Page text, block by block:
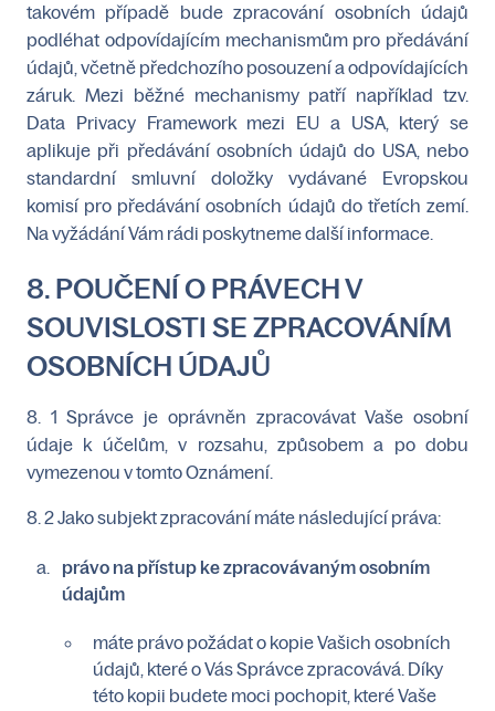
takovém případě bude zpracování osobních údajů
podléhat odpovídajícím mechanismům pro předávání
údajů, včetně předchozího posouzení a odpovídajících
záruk. Mezi běžné mechanismy patří například tzv.
Data Privacy Framework mezi EU a USA, který se
aplikuje při předávání osobních údajů do USA, nebo
standardní smluvní doložky vydávané Evropskou
komisí pro předávání osobních údajů do třetích zemí.
Na vyžádání Vám rádi poskytneme další informace.
8. POUČENÍ O PRÁVECH V
SOUVISLOSTI SE ZPRACOVÁNÍM
OSOBNÍCH ÚDAJŮ
8. 1 Správce je oprávněn zpracovávat Vaše osobní
údaje k účelům, v rozsahu, způsobem a po dobu
vymezenou v tomto Oznámení.
8. 2 Jako subjekt zpracování máte následující práva:
právo na přístup ke zpracovávaným osobním
údajům
máte právo požádat o kopie Vašich osobních
údajů, které o Vás Správce zpracovává. Díky
této kopii budete moci pochopit, které Vaše